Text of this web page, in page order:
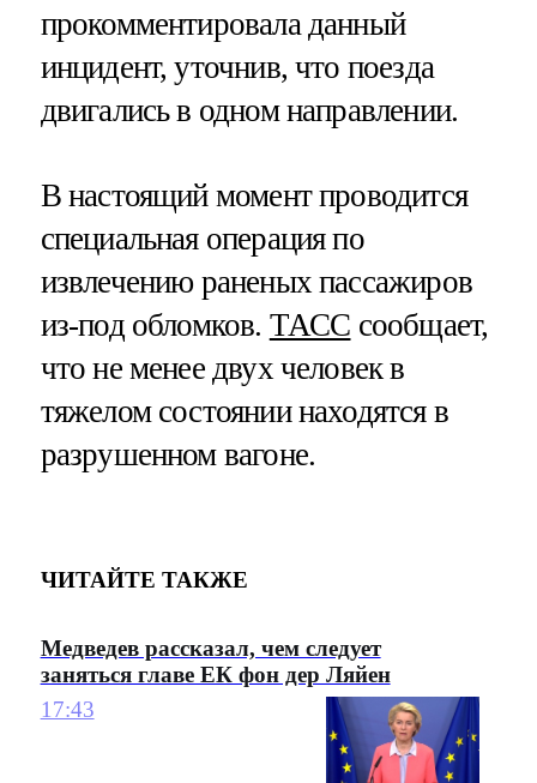
прокомментировала данный
инцидент, уточнив, что поезда
двигались в одном направлении.
В настоящий момент проводится
специальная операция по
извлечению раненых пассажиров
из-под обломков. ТАСС сообщает,
что не менее двух человек в
тяжелом состоянии находятся в
разрушенном вагоне.
ЧИТАЙТЕ ТАКЖЕ
Медведев рассказал, чем следует
заняться главе ЕК фон дер Ляйен
17:43